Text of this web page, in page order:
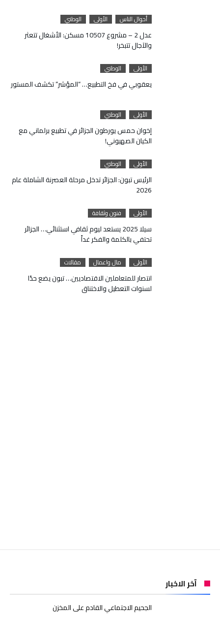
أحوال الناس الأولى الوطني
عدل 2 – مشروع 10507 مسكن: الأشغال تتعثر
والآجال تتبخر!
الأولى الوطني
يعقوبي في فخ التطبيع… “المؤشر” تكشف المستور
الأولى الوطني
إخوان حمس يورطون الجزائر في تطبيع برلماني مع
الكيان الصهيوني!
الأولى الوطني
الرئيس تبون: الجزائر تدخل مرحلة العصرنة الشاملة عام
2026
الأولى فنون وثقافة
سيلا 2025 يستعد ليوم ثقافي استثنائي… الجزائر
تحتفي بالكلمة والفكر غداً
الأولى مال واعمال مقالات
انتصار للمتعاملين الاقتصاديين… تبون يضع حدًا
لسنوات التعطيل والاختناق
آخر الاخبار
الجحيم الاجتماعي القادم على المخزن